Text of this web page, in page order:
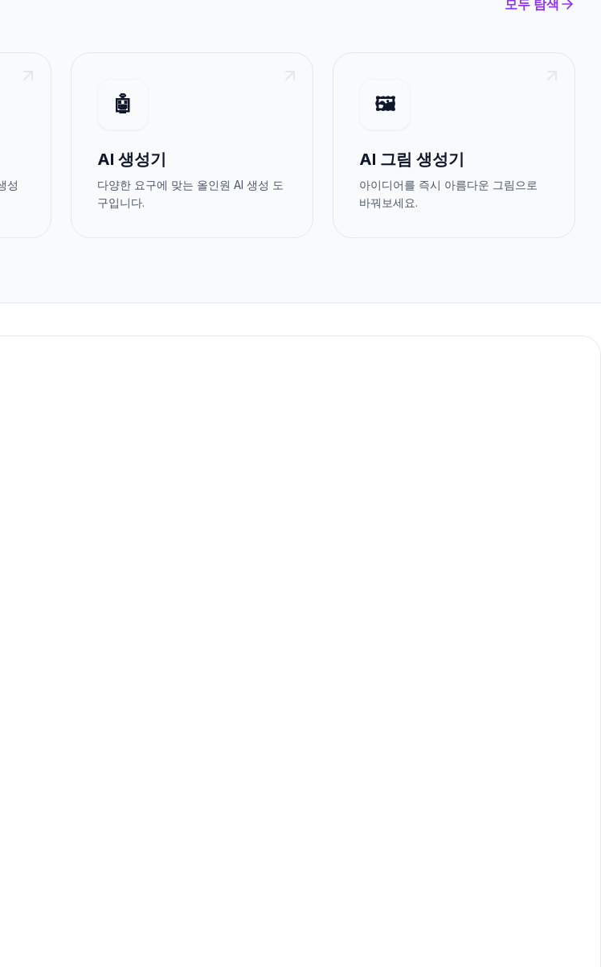
모두 탐색
성
🤖
AI 생성기
다양한 요구에 맞는 올인원 AI 생성 도
구입니다.
🖼️
AI 그림 생성기
아이디어를 즉시 아름다운 그림으로
바꿔보세요.